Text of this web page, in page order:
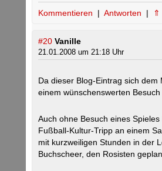
Kommentieren | Antworten | ⇑
#20 Vanille
21.01.2008 um 21:18 Uhr
Da dieser Blog-Eintrag sich dem
einem wünschenswerten Besuch
Auch ohne Besuch eines
Fußball-Kultur-Tripp an einem
mit kurzweiligen Stunden in der
Buchscheer, den Rosisten